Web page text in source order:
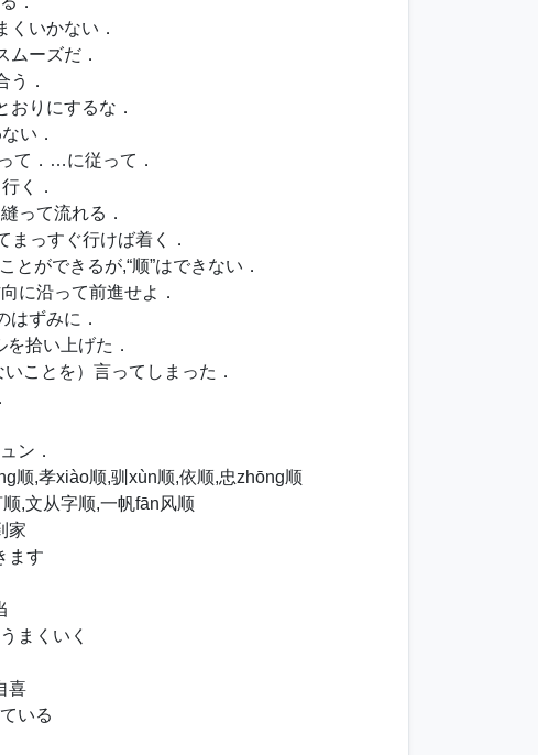
くいかない．
ムーズだ．
う．
おりにするな．
い．
て．…に従って．
く．
って流れる．
まっすぐ行けば着く．
とができるが,“顺”はできない．
に沿って前進せよ．
ずみに．
拾い上げた．
ことを）言ってしまった．
ン．
顺,孝xiào顺,驯xùn顺,依顺,忠zhōng顺
,文从字顺,一帆fān风顺
家
ます
まくいく
喜
いる